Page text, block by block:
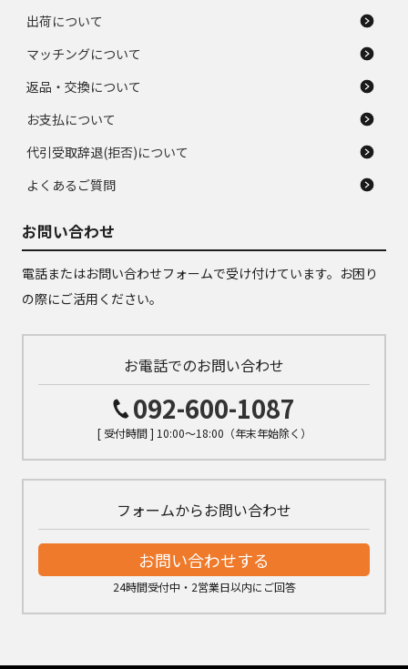
出荷について
マッチングについて
返品・交換について
お支払について
代引受取辞退(拒否)について
よくあるご質問
お問い合わせ
電話またはお問い合わせフォームで受け付けています。お困り
の際にご活用ください。
お電話でのお問い合わせ
092-600-1087
[ 受付時間 ] 10:00～18:00（年末年始除く）
フォームからお問い合わせ
お問い合わせする
24時間受付中・2営業日以内にご回答